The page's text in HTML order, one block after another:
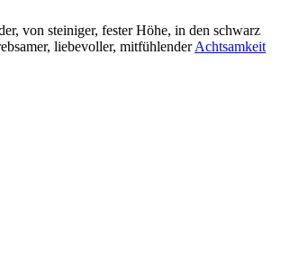
von steiniger, fester Höhe, in den schwarz
liebevoller, mitfühlenderAchtsamkeit